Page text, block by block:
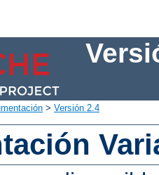
> Versión 2.4